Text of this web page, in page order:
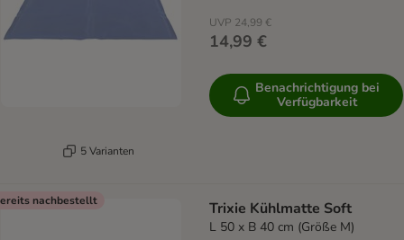
5 Varianten
UVP 24,99 €
14,99 €
Benachrichtigung bei
Verfügbarkeit
nachbestellt Trixie Kühlmatte Soft
L 50 x B 40 cm (Größe M)